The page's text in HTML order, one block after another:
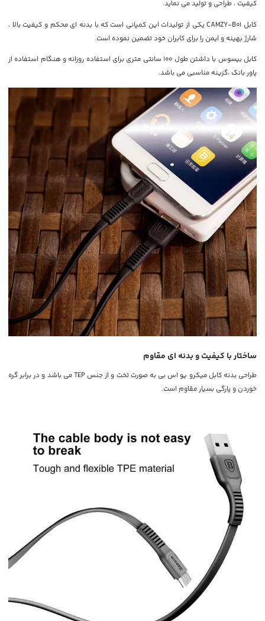
کیفیت ، طراحی و تولید می نماید.
کابل CAMZY-B01 یکی از تولیدات این کمپانی است که
با بدنه ای محکم و کیفیت بالا ،
شارژ بهینه و ایمن را برای کابران خود تضمین نموده است.
کابل بیسوس با داشتن طول 100 سانتی متری برای استفاده روزانه و هنگام استفاده از
پاور بانک ،گزینه مناسبی می باشد.
ساختار با کیفیت و بدنه ای مقاوم
طراحی بدنه کابل میکرو یو اس بی به صورت تخت و از جنس TEP می باشد و در برابر گره
خوردن و پارگی بسیار مقاوم است.